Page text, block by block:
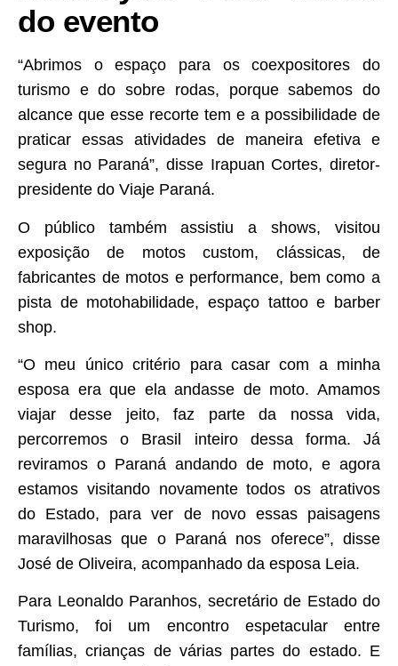
do evento
“Abrimos o espaço para os coexpositores do
turismo e do sobre rodas, porque sabemos do
alcance que esse recorte tem e a possibilidade de
praticar essas atividades de maneira efetiva e
segura no Paraná”, disse Irapuan Cortes, diretor-
presidente do Viaje Paraná.
O público também assistiu a shows, visitou
exposição de motos custom, clássicas, de
fabricantes de motos e performance, bem como a
pista de motohabilidade, espaço tattoo e barber
shop.
“O meu único critério para casar com a minha
esposa era que ela andasse de moto. Amamos
viajar desse jeito, faz parte da nossa vida,
percorremos o Brasil inteiro dessa forma. Já
reviramos o Paraná andando de moto, e agora
estamos visitando novamente todos os atrativos
do Estado, para ver de novo essas paisagens
maravilhosas que o Paraná nos oferece”, disse
José de Oliveira, acompanhado da esposa Leia.
Para Leonaldo Paranhos, secretário de Estado do
Turismo, foi um encontro espetacular entre
famílias, crianças de várias partes do estado. E